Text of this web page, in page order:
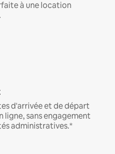
à une location
d'arrivée et de départ
ligne, sans engagement
administratives.*